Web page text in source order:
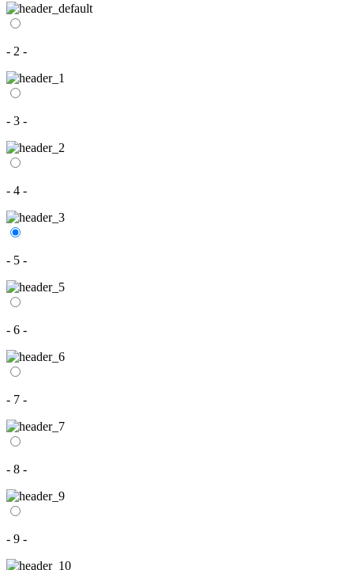
- 2 -
- 3 -
- 4 -
- 5 -
- 6 -
- 7 -
- 8 -
- 9 -